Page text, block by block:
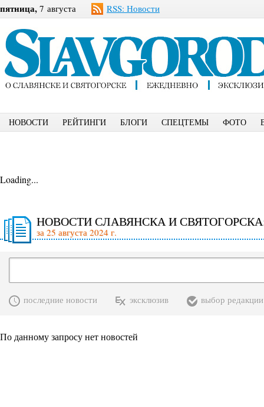
пятница, 7 августа RSS: Новости
НОВОСТИ РЕЙТИНГИ БЛОГИ СПЕЦТЕМЫ ФОТО
Loading...
НОВОСТИ СЛАВЯНСКА И
за 25 августа 2024 г.
последние новости эксклюзив выбор редакции
По данному запросу нет новостей